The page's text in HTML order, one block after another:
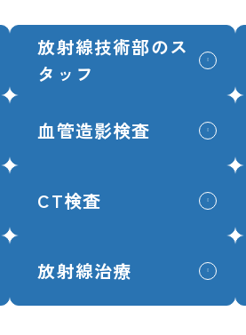
放射線技術部のス
タッフ
血管造影検査
CT検査
放射線治療